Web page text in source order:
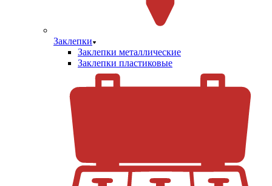
Заклепки
Заклепки металлические
Заклепки пластиковые